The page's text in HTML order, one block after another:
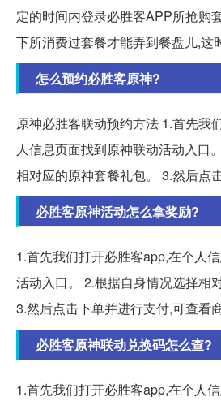
定的时间内登录必胜客APP所抢购
下所消费过套餐才能弄到餐盘儿,这
怎么预约必胜客原神?
原神必胜客联动预约方法 1.首先我
人信息页面找到原神联动活动入口
相对应的原神套餐礼包。 3.然后点
必胜客原神活动怎么拿奖励?
1.首先我们打开必胜客app,在个人
活动入口。 2.根据自身情况选择相
3.然后点击下单并进行支付,可查看
必胜客原神联动兑换码怎么查?
1.首先我们打开必胜客app,在个人